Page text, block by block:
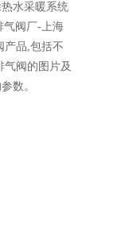
水采暖系统
气阀厂-上海
产品,包括不
气阀的图片及
数。